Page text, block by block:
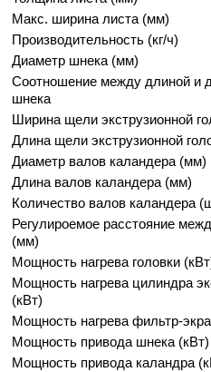
Макс. ширина листа (мм)
Производительность (кг/ч)
Диаметр шнека (мм)
Соотношение между длиной и
шнека
Ширина щели экструзионной
Длина щели экструзионной
Диаметр валов каландера (мм)
Длина валов каландера (мм)
Количество валов каландера
Регулироемое расстояние
(мм)
Мощность нагрева головки
Мощность нагрева цилиндра
(кВт)
Мощность нагрева фильтр-
Мощность привода шнека (кВт)
Мощность привода каландра